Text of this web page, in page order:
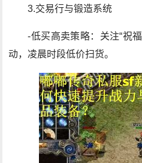
3.交易行与锻造系统
-低买高卖策略：关注“祝
动，凌晨时段低价扫货。